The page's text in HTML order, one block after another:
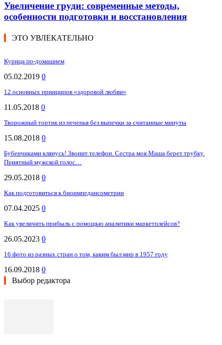
Увеличение груди: современные методы,
особенности подготовки и восстановления
ЭТО УВЛЕКАТЕЛЬНО
Курица по-домашнем
05.02.2019 0
12 основных принципов «здоровой любви»
11.05.2018 0
Творожный тортик из печенья без выпечки за считанные минуты
15.08.2018 0
Бубенчиками клянусь! Звонит телефон. Сестра моя Маша берет трубку.
Приятный мужской голос…
29.05.2018 0
Как подготовиться к биоимпедансометрии
07.04.2025 0
Как увеличить прибыль с помощью аналитики маркетплейсов?
26.05.2023 0
16 фото из разных стран о том, каким был мир в 1957 году
16.09.2018 0
Выбор редактора